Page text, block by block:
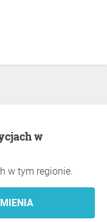
w tym regionie.